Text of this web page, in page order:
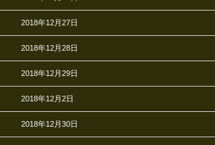
2018年12月27日
2018年12月28日
2018年12月29日
2018年12月2日
2018年12月30日